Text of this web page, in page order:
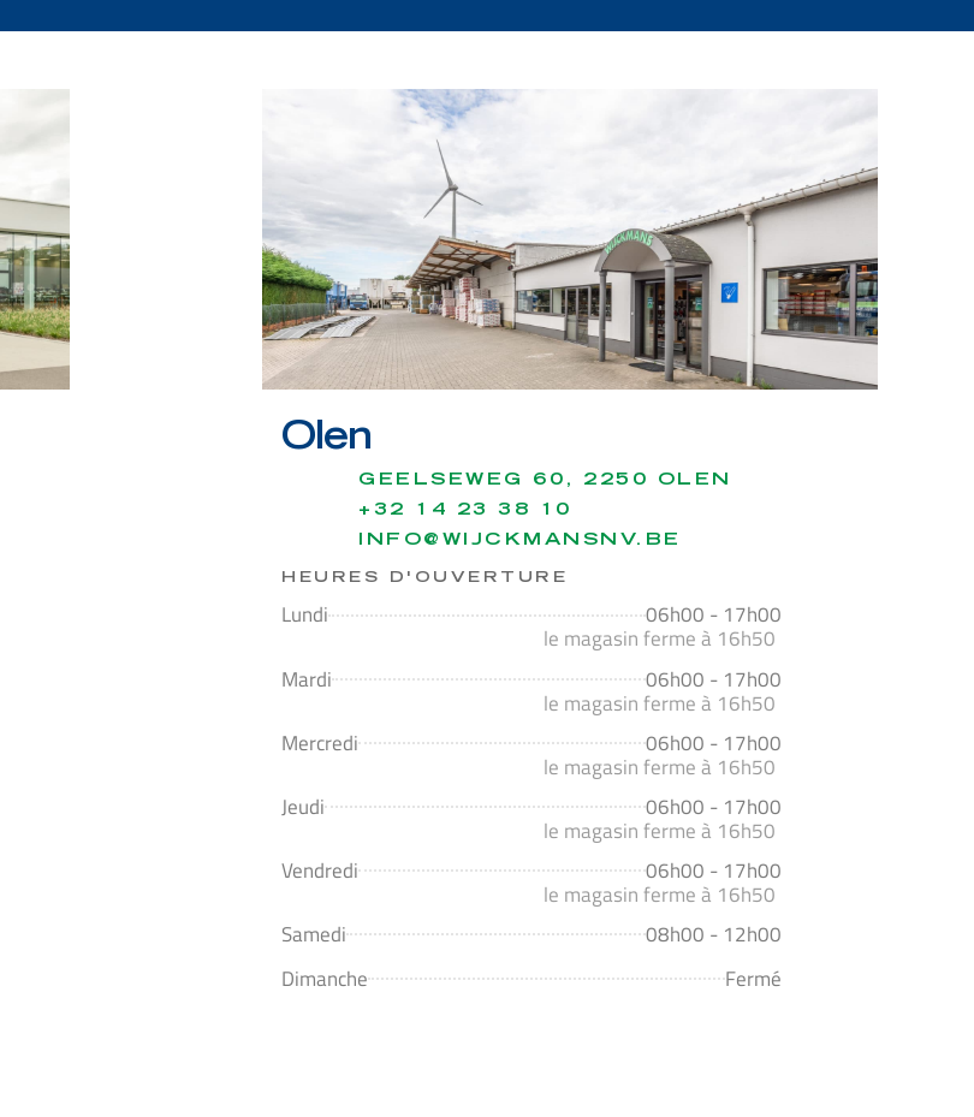
Olen
GEELSEWEG 60, 2250 OLEN
+32 14 23 38 10
INFO@WIJCKMANSNV.BE
HEURES D'OUVERTURE
Lundi 06h00 - 17h00
le magasin ferme à 16h50
Mardi
06h00 - 17h00
le magasin ferme à 16h50
Mercredi
06h00 - 17h00
le magasin ferme à 16h50
Jeudi
06h00 - 17h00
le magasin ferme à 16h50
Vendredi
06h00 - 17h00
le magasin ferme à 16h50
Samedi
08h00 - 12h00
Dimanche
Fermé